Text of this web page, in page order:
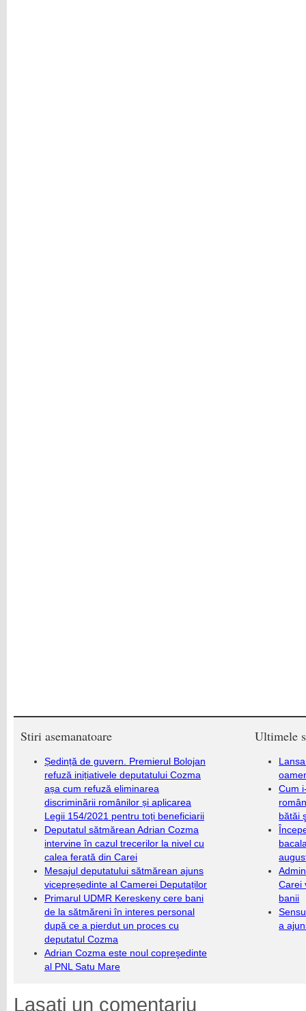
Stiri asemanatoare
Ședință de guvern. Premierul Bolojan
refuză inițiativele deputatului Cozma
așa cum refuză eliminarea
discriminării românilor și aplicarea
Legii 154/2021 pentru toți beneficiarii
Deputatul sătmărean Adrian Cozma
intervine în cazul trecerilor la nivel cu
calea ferată din Carei
Mesajul deputatului sătmărean ajuns
vicepreședinte al Camerei Deputaților
Primarul UDMR Kereskeny cere bani
de la sătmăreni în interes personal
după ce a pierdut un proces cu
deputatul Cozma
Adrian Cozma este noul copreşedinte
al PNL Satu Mare
Ultimele
Cum
bătăi
Carei
banii
a
Lasati un comentariu